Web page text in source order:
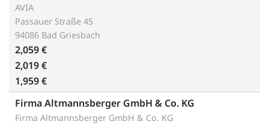
AVIA
Passauer Straße 45
94086 Bad Griesbach
2,059 €
2,019 €
1,959 €
Firma Altmannsberger GmbH & Co. KG
Firma Altmannsberger GmbH & Co. KG